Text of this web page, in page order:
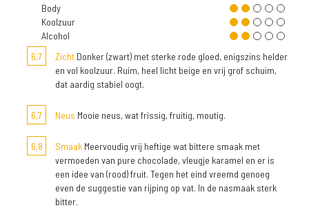
Body
Koolzuur
Alcohol
6,7
Zicht Donker (zwart) met sterke rode gloed, enigszins helder
en vol koolzuur. Ruim, heel licht beige en vrij grof schuim,
dat aardig stabiel oogt.
6,7 Neus Mooie neus, wat frissig, fruitig, moutig.
6,8 Smaak Meervoudig vrij heftige wat bittere smaak met
vermoeden van pure chocolade, vleugje karamel en er is
een idee van (rood) fruit. Tegen het eind vreemd genoeg
even de suggestie van rijping op vat. In de nasmaak sterk
bitter.